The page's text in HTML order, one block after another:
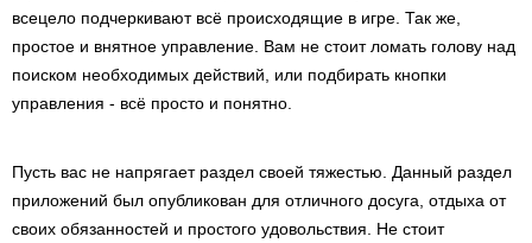
всецело подчеркивают всё происходящие в игре. Так же,
простое и внятное управление. Вам не стоит ломать голову над
поиском необходимых действий, или подбирать кнопки
управления - всё просто и понятно.
Пусть вас не напрягает раздел своей тяжестью. Данный раздел
приложений был опубликован для отличного досуга, отдыха от
своих обязанностей и простого удовольствия. Не стоит